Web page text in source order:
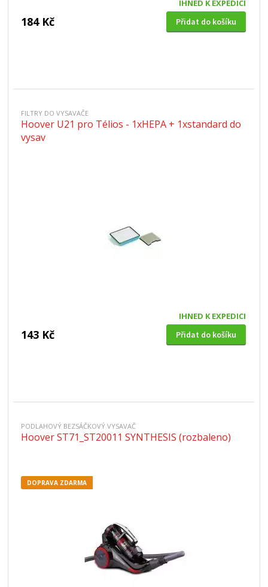
IHNED K EXPEDICI
184 Kč Přidat do košíku
FILTRY DO VYSAVAČE
Hoover U21 pro Télios - 1xHEPA + 1xstandard do
vysav
IHNED K EXPEDICI
143 Kč Přidat do košíku
PODLAHOVÝ BEZSÁČKOVÝ VYSAVAČ
Hoover ST71_ST20011 SYNTHESIS (rozbaleno)
DOPRAVA ZDARMA